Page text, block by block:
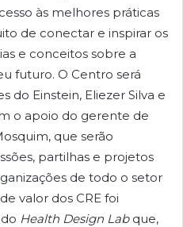
às melhores práticas
de conectar e inspirar os
e conceitos sobre a
futuro. O Centro será
do Einstein, Eliezer Silva e
o apoio do gerente de
que serão
partilhas e projetos
de todo o setor
valor dos CRE foi
Health Design Labque,